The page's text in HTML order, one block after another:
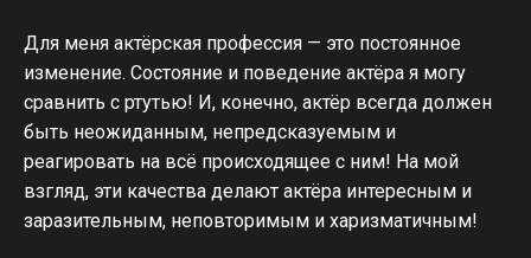
Для меня актёрская профессия — это постоянное
изменение. Состояние и поведение актёра я могу
сравнить с ртутью! И, конечно, актёр всегда должен
быть неожиданным, непредсказуемым и
реагировать на всё происходящее с ним! На мой
взгляд, эти качества делают актёра интересным и
заразительным, неповторимым и харизматичным!